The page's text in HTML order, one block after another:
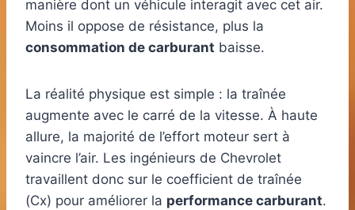
manière dont un véhicule interagit avec cet air.
Moins il oppose de résistance, plus la
consommation de carburant baisse.
La réalité physique est simple : la traînée
augmente avec le carré de la vitesse. À haute
allure, la majorité de l’effort moteur sert à
vaincre l’air. Les ingénieurs de Chevrolet
travaillent donc sur le coefficient de traînée
(Cx) pour améliorer la performance carburant.